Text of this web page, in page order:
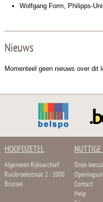
Wolfgang Form, Philipps-
Nieuws
Momenteel geen nieuws over dit
HOOFDZETEL
Algemeen Rijksarchief
Ruisbroekstraat 2 - 1000
Brussel
Onze
Contact
Help